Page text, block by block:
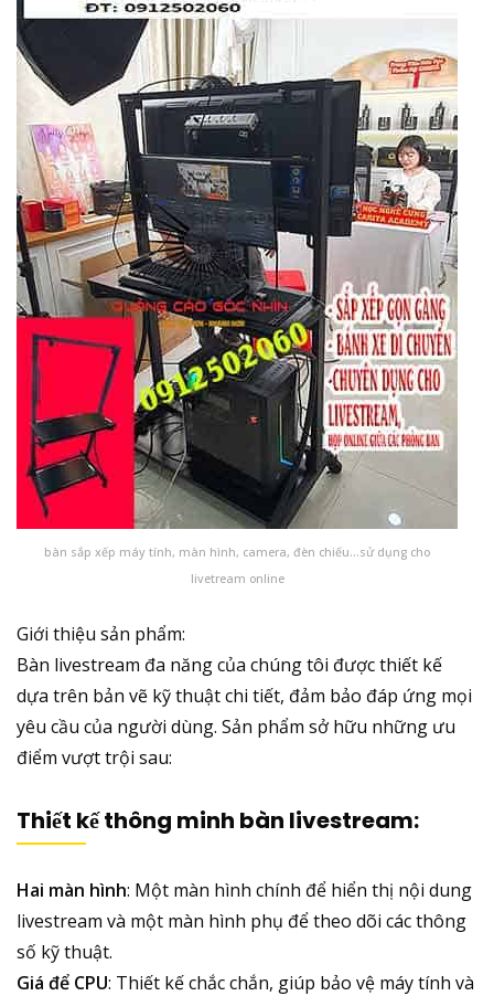
bàn sắp xếp máy tính, màn hình, camera, đèn chiếu…sử dụng cho
livetream online
Giới thiệu sản phẩm:
Bàn livestream đa năng của chúng tôi được thiết kế
dựa trên bản vẽ kỹ thuật chi tiết, đảm bảo đáp ứng mọi
yêu cầu của người dùng. Sản phẩm sở hữu những ưu
điểm vượt trội sau:
Thiết kế thông minh bàn livestream:
Hai màn hình: Một màn hình chính để hiển thị nội dung
livestream và một màn hình phụ để theo dõi các thông
số kỹ thuật.
Giá để CPU: Thiết kế chắc chắn, giúp bảo vệ máy tính và